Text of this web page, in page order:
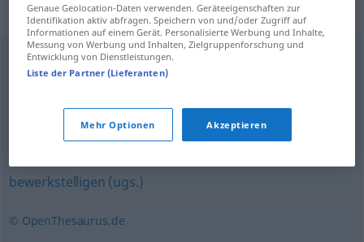
Synonyme für "stemmen"
heben,anheben,hochheben
schultern (ugs.) ,bewältigen hinbekommen (ugs.)
bewerkstelligen (ugs.)
© OpenThesaurus.de
Genaue Geolocation-Daten verwenden. Geräteeigenschaften zur
Identifikation aktiv abfragen. Speichern von und/oder Zugriff auf
Informationen auf einem Gerät. Personalisierte Werbung und Inhalte,
Messung von Werbung und Inhalten, Zielgruppenforschung und
Entwicklung von Dienstleistungen.
Liste der Partner (Lieferanten)
Mehr Optionen Akzeptieren